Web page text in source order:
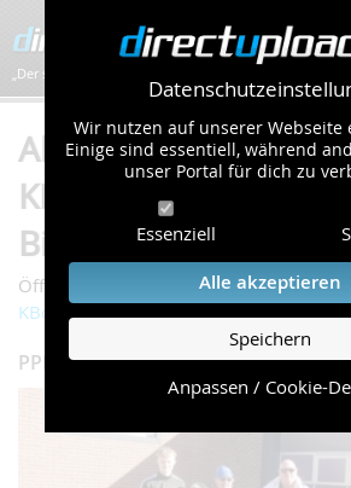
Wir nutzen auf unserer Webseite
Einige sind essentiell, während
unser Portal für dich zu
Essenziell
Alle akzeptieren
Speichern
Anpassen / Cookie-
„Der schnellste Bilder-Hoster im Web!”
Album "PPP - 01.
KBo" von MEGA
Bilder)
Öffentliche Galerie Sport & Freizeit/
KBo
PPP Tischtennis-Turnier am 01.